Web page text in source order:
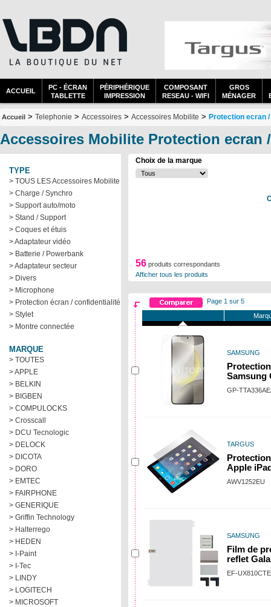
ACCUEIL
PC - ÉCRAN
TABLETTE
PÉRIPHÉRIQUE
IMPRESSION
COMPOSANT
RESEAU - WIFI
GROS
MÉNAGER
Accueil > Telephonie > Accessoires > Accessoires Mobilite > Protection ecran
Accessoires Mobilite Protection ecran
TYPE
> TOUS LES Accessoires Mobilite
> Charge / Synchro
> Support auto/moto
> Stand / Support
> Coques et étuis
> Adaptateur vidéo
> Batterie / Powerbank
> Adaptateur secteur
> Divers
> Microphone
> Protection écran / confidentialité
> Stylet
> Montre connectée
MARQUE
> TOUTES
> APPLE
> BELKIN
> BIGBEN
> COMPULOCKS
> Crosscall
> DCU Tecnologic
> DELOCK
> DICOTA
> DORO
> EMTEC
> FAIRPHONE
> GENERIQUE
> Griffin Technology
> Halterrego
> HEDEN
> I-Paint
> I-Tec
> LINDY
> LOGITECH
> MICROSOFT
Choix de la marque
56 produits correspondants
Afficher tous les produits
Page 1 sur 5
SAMSUNG
Samsung
GP-
TARGUS
Apple
AWV1252EU
SAMSUNG
Film de
reflet
EF-